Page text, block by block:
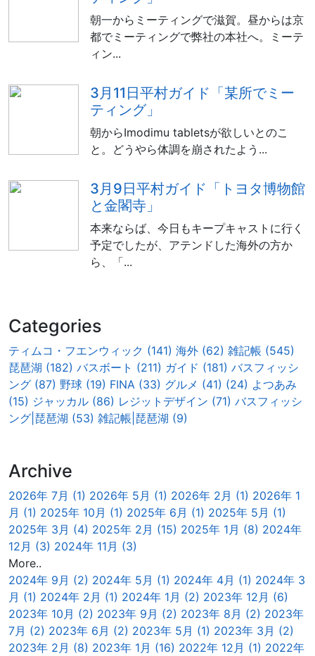
朝一からミーティングで滋賀。昼からは京
都でミーティングで弊社の本社へ。ミーテ
ィン...
3月11日平村ガイド「某所でミー
ティング」
朝からImodimu tabletsが欲しいとのこ
と。どうやら体調を崩されたよう...
3月9日平村ガイド「トヨタ博物館
と金閣寺」
本来ならば、今日もキープキャストに行く
予定でしたが、アテンドした海外の方か
ら、「...
Categories
ティムコ・フエンウィック (141) 海外 (62) 雑記帳 (545)
琵琶湖 (182) バスボート (211) ガイド (181) バスフィッシ
ング (87) 野球 (19) FINA (33) グルメ (41) (24) よつあみ
(15) ジャッカル (86) レジットデザイン (71) バスフィッシ
ング|琵琶湖 (53) 雑記帳|琵琶湖 (9)
Archive
2026年 7月 (1) 2026年 5月 (1) 2026年 2月 (1) 2026年 1
月 (1) 2025年 10月 (1) 2025年 6月 (1) 2025年 5月 (1)
2025年 3月 (4) 2025年 2月 (15) 2025年 1月 (8) 2024年
12月 (3) 2024年 11月 (3)
More..
2024年 9月 (2) 2024年 5月 (1) 2024年 4月 (1) 2024年 3
月 (1) 2024年 2月 (1) 2024年 1月 (2) 2023年 12月 (6)
2023年 10月 (2) 2023年 9月 (2) 2023年 8月 (2) 2023年
7月 (2) 2023年 6月 (2) 2023年 5月 (1) 2023年 3月 (2)
2023年 2月 (8) 2023年 1月 (16) 2022年 12月 (1) 2022年